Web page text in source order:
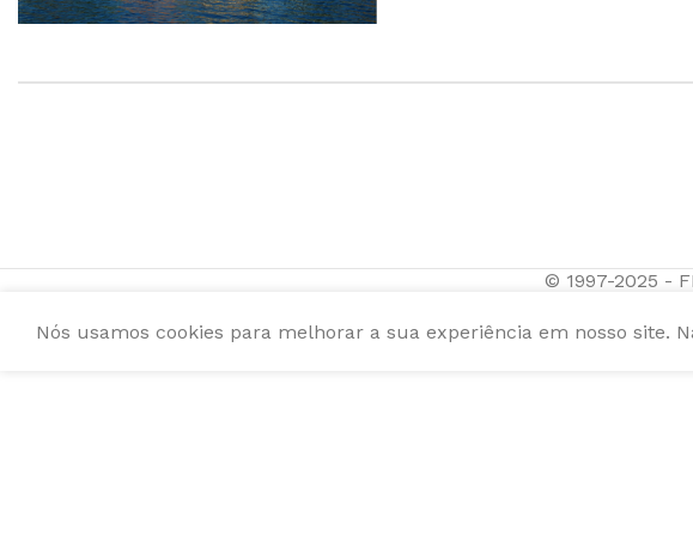
© 1997-2025 -
Nós usamos cookies para melhorar a sua experiência em nosso site.